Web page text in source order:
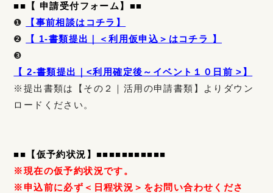
■■ 【 申請受付フォーム】 ■■
❶
【事前相談はコチラ 】
❷
【 1-書類提出｜＜利用仮申込＞はコチラ 】
❸
【 2-書類提出｜<利用確定後～イベント１０日前 >】
※提出書類は【その２｜活用の申請書類】よりダウン
ロードください。
■■ 【仮予約状況】■■■■■■■■■■■
※現在の仮予約状況です。
※申込前に必ず＜日程状況＞をお問い合わせくださ